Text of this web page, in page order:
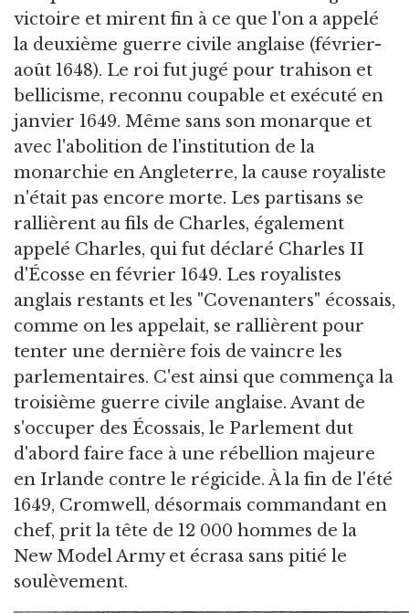
victoire et mirent fin à ce que l'on a appelé
la deuxième guerre civile anglaise (février-
août 1648). Le roi fut jugé pour trahison et
bellicisme, reconnu coupable et exécuté en
janvier 1649. Même sans son monarque et
avec l'abolition de l'institution de la
monarchie en Angleterre, la cause royaliste
n'était pas encore morte. Les partisans se
rallièrent au fils de Charles, également
appelé Charles, qui fut déclaré Charles II
d'Écosse en février 1649. Les royalistes
anglais restants et les "Covenanters" écossais,
comme on les appelait, se rallièrent pour
tenter une dernière fois de vaincre les
parlementaires. C'est ainsi que commença la
troisième guerre civile anglaise. Avant de
s'occuper des Écossais, le Parlement dut
d'abord faire face à une rébellion majeure
en Irlande contre le régicide. À la fin de l'été
1649, Cromwell, désormais commandant en
chef, prit la tête de 12 000 hommes de la
New Model Army et écrasa sans pitié le
soulèvement.